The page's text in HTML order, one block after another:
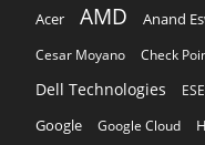
Acer AMD Anand
Cesar Moyano
Check
Dell Technologies
Google Google Cloud